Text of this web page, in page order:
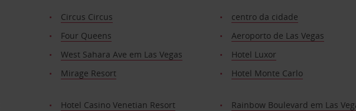
Circus Circus centro da cidade
Four Queens Aeroporto de Las Vegas
West Sahara Ave em Las Vegas Hotel Luxor
Mirage Resort Hotel Monte Carlo
Hotel Casino Venetian Resort Rainbow Boulevard em Las